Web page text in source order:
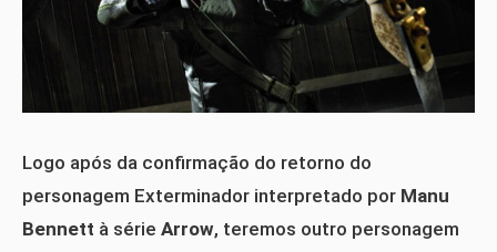
Logo após da confirmação do retorno do
personagem Exterminador interpretado por Manu
Bennett à série Arrow, teremos outro personagem